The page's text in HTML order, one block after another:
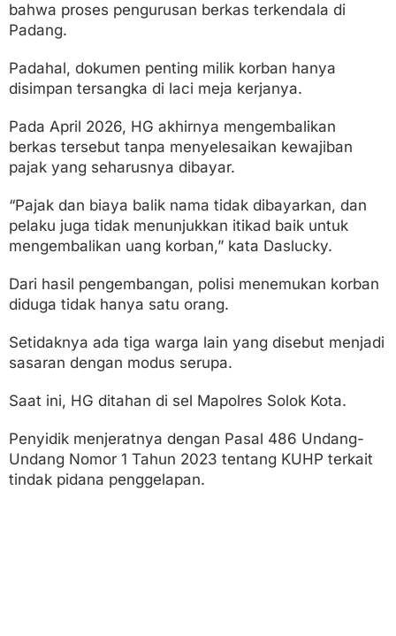
bahwa proses pengurusan berkas terkendala di
Padang.
Padahal, dokumen penting milik korban hanya
disimpan tersangka di laci meja kerjanya.
Pada April 2026, HG akhirnya mengembalikan
berkas tersebut tanpa menyelesaikan kewajiban
pajak yang seharusnya dibayar.
“Pajak dan biaya balik nama tidak dibayarkan, dan
pelaku juga tidak menunjukkan itikad baik untuk
mengembalikan uang korban,” kata Daslucky.
Dari hasil pengembangan, polisi menemukan korban
diduga tidak hanya satu orang.
Setidaknya ada tiga warga lain yang disebut menjadi
sasaran dengan modus serupa.
Saat ini, HG ditahan di sel Mapolres Solok Kota.
Penyidik menjeratnya dengan Pasal 486 Undang-
Undang Nomor 1 Tahun 2023 tentang KUHP terkait
tindak pidana penggelapan.